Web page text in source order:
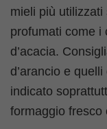
mieli più
profumati come i
d’acacia.
d’arancio e
indicato
formaggio fresco